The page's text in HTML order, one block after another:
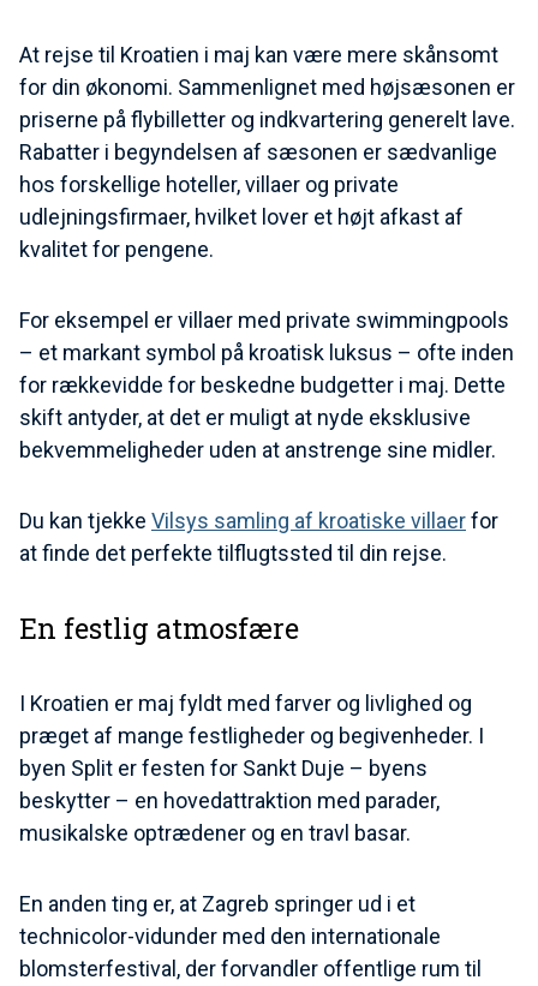
At rejse til Kroatien i maj kan være mere skånsomt
for din økonomi. Sammenlignet med højsæsonen er
priserne på flybilletter og indkvartering generelt lave.
Rabatter i begyndelsen af sæsonen er sædvanlige
hos forskellige hoteller, villaer og private
udlejningsfirmaer, hvilket lover et højt afkast af
kvalitet for pengene.
For eksempel er villaer med private swimmingpools
– et markant symbol på kroatisk luksus – ofte inden
for rækkevidde for beskedne budgetter i maj. Dette
skift antyder, at det er muligt at nyde eksklusive
bekvemmeligheder uden at anstrenge sine midler.
Du kan tjekke Vilsys samling af kroatiske villaerfor
at finde det perfekte tilflugtssted til din rejse.
En festlig atmosfære
I Kroatien er maj fyldt med farver og livlighed og
præget af mange festligheder og begivenheder. I
byen Split er festen for Sankt Duje – byens
beskytter – en hovedattraktion med parader,
musikalske optrædener og en travl basar.
En anden ting er, at Zagreb springer ud i et
technicolor-vidunder med den internationale
blomsterfestival, der forvandler offentlige rum til